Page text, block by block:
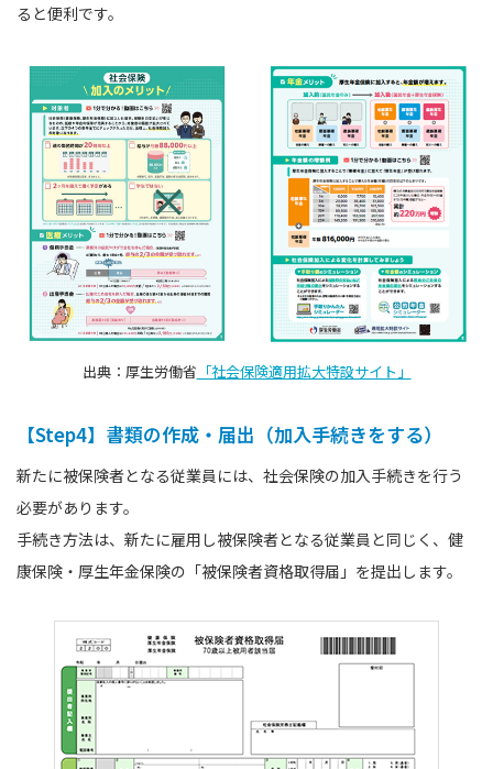
ると便利です。
出典：厚生労働省 「社会保険適用拡大特設サイト」
【Step4】書類の作成・届出（加入手続きをする）
新たに被保険者となる従業員には、社会保険の加入手続きを行う
必要があります。
手続き方法は、新たに雇用し被保険者となる従業員と同じく、健
康保険・厚生年金保険の「被保険者資格取得届」を提出します。